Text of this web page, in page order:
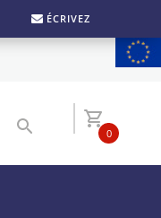
ÉCRIVEZ
0